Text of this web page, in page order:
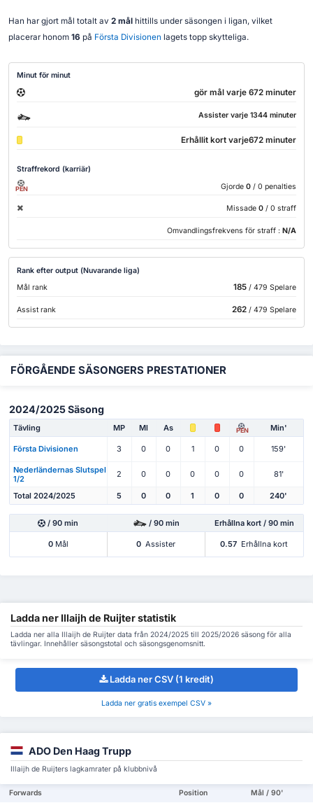
Han har gjort mål totalt av 2 mål hittills under säsongen i ligan, vilket
placerar honom 16 på Första Divisionen lagets topp skytteliga.
Minut för minut
gör mål varje 672 minuter
Assister varje 1344 minuter
Erhållit kort varje672 minuter
Straffrekord (karriär)
PEN Gjorde 0 / 0 penalties
Missade 0 / 0 straff
Omvandlingsfrekvens för straff : N/A
Rank efter output (Nuvarande liga)
Mål rank
185/ 479 Spelare
Assist rank 262/ 479 Spelare
FÖRGÅENDE SÄSONGERS PRESTATIONER
2024/2025 Säsong
Tävling MP Ml As PEN Min'
Första Divisionen 3 0 0 1 0 0 159'
Nederländernas Slutspel
1/2
2 0 0 0 0 0 81'
Total 2024/2025 5 0 0 1 0 0 240'
/ 90 min / 90 min Erhållna kort / 90 min
0Mål 0 Assister 0.57 Erhållna kort
Ladda ner Illaijh de Ruijter statistik
Ladda ner alla Illaijh de Ruijter data från 2024/2025 till 2025/2026 säsong för alla
tävlingar. Innehåller säsongstotal och säsongsgenomsnitt.
Ladda ner CSV (1 kredit)
Ladda ner gratis exempel CSV »
ADO Den Haag Trupp
Illaijh de Ruijters lagkamrater på klubbnivå
Forwards Position Mål / 90'